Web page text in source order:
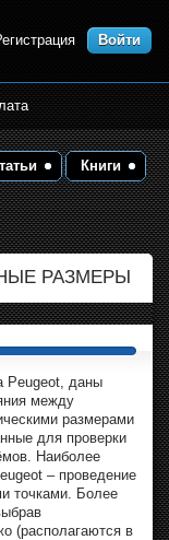
Войти
Книги
РАЗМЕРЫ
Peugeot, даны
между
размерами
для проверки
Наиболее
– проведение
точками. Более
(располагаются в